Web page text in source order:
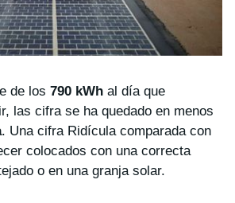
de los 790 kWh al día que
las cifra se ha quedado en menos
. Una cifra Ridícula comparada con
colocados con una correcta
o en una granja solar.